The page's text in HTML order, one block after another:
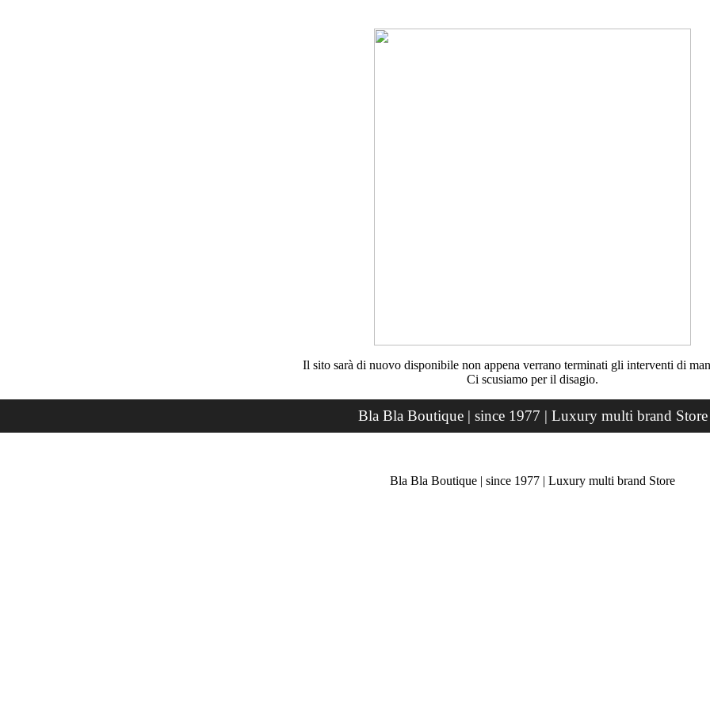
Il sito sarà di nuovo disponibile non appena verrano terminati gli interventi di
Ci scusiamo per il disagio.
Bla Bla Boutique | since 1977 | Luxury multi brand Store
Bla Bla Boutique | since 1977 | Luxury multi brand Store